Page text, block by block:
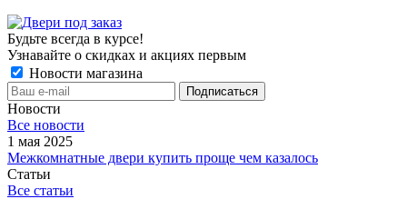
Будьте всегда в курсе!
Узнавайте о скидках и акциях первым
Новости магазина
Новости
Все новости
1 мая 2025
Межкомнатные двери купить проще чем казалось
Статьи
Все статьи